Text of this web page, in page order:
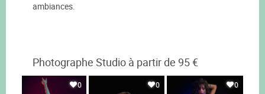
ambiances.
Photographe Studio à partir de 95 €
0 0 0